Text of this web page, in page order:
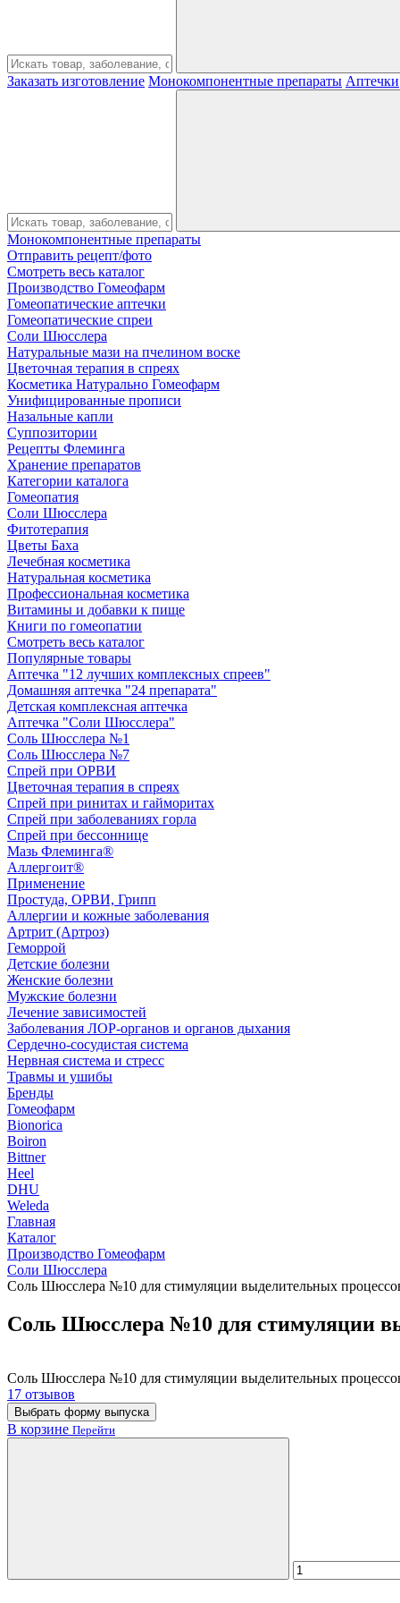
Заказать изготовление Монокомпонентные препараты Аптечки
Монокомпонентные препараты
Отправить рецепт/фото
Смотреть весь каталог
Производство Гомеофарм
Гомеопатические аптечки
Гомеопатические спреи
Соли Шюсслера
Натуральные мази на пчелином воске
Цветочная терапия в спреях
Косметика Натурально Гомеофарм
Унифицированные прописи
Назальные капли
Суппозитории
Рецепты Флеминга
Хранение препаратов
Категории каталога
Гомеопатия
Соли Шюсслера
Фитотерапия
Цветы Баха
Лечебная косметика
Натуральная косметика
Профессиональная косметика
Витамины и добавки к пище
Книги по гомеопатии
Смотреть весь каталог
Популярные товары
Аптечка "12 лучших комплексных спреев"
Домашняя аптечка "24 препарата"
Детская комплексная аптечка
Аптечка "Соли Шюсслера"
Соль Шюсслера №1
Соль Шюсслера №7
Спрей при ОРВИ
Цветочная терапия в спреях
Спрей при ринитах и гайморитах
Спрей при заболеваниях горла
Спрей при бессоннице
Мазь Флеминга®
Аллергоит®
Применение
Простуда, ОРВИ, Грипп
Аллергии и кожные заболевания
Артрит (Артроз)
Геморрой
Детские болезни
Женские болезни
Мужские болезни
Лечение зависимостей
Заболевания ЛОР-органов и органов дыхания
Сердечно-сосудистая система
Нервная система и стресс
Травмы и ушибы
Бренды
Гомеофарм
Bionorica
Boiron
Bittner
Heel
DHU
Weleda
Главная
Каталог
Производство Гомеофарм
Соли Шюсслера
Соль Шюсслера №10 для стимуляции выделительных
Соль Шюсслера №10 для стимуляции
Соль Шюсслера №10 для стимуляции выделительных
17 отзывов
Выбрать форму выпуска
В корзине Перейти